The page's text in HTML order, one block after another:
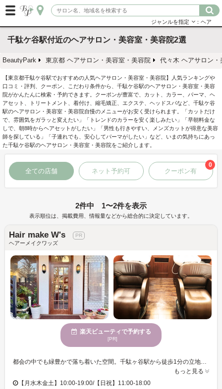
ジャンルを指定 ：ヘア
千駄ケ谷駅付近のヘアサロン・美容室・美容院2選
BeautyPark 東京都 ヘアサロン・美容室・美容院 代々木 ヘアサロン・
【東京都千駄ケ谷駅でおすすめの人気ヘアサロン・美容室・美容院】人気ランキングや
口コミ・評判、クーポン、こだわり条件から、千駄ケ谷駅のヘアサロン・美容室・美容
院がかんたんに検索・予約できます。クーポンが豊富で、カット、カラー、パーマ、ヘ
アセット、トリートメント、着付け、縮毛矯正、エクステ、ヘッドスパなど、千駄ケ谷
駅のヘアサロン・美容室・美容院自慢のメニューがお安く受けられます。「カットだけ
で、雰囲気をガラッと変えたい」「トレンドのカラーを安く楽しみたい」「早朝料金な
しで、朝8時からヘアセットがしたい」「男性も行きやすい、メンズカットが得意な美容
師を探している」「子連れでも、安心してパーマがしたい」など、いまの気持ちにあっ
た千駄ケ谷駅のヘアサロン・美容室・美容院をご紹介します。
全ての店舗 ネット予約可 クーポン有
0
2件中 1〜2件を表示
表示順位は、掲載費用、情報量などから総合的に決定しています。
Hair make W's
ヘアーメイクワッズ
楽天ビューティで予約する
[PR]
都会の中でも緑豊かで落ち着いた空間。千駄ヶ谷駅から徒歩1分の立地ながら静かで過ごしやすい場所。 25年以上の信頼と実績があるワッズは沢山のお客様にご愛顧いただいています。 お客様1人ひとりの髪質や骨格、ライフスタイルに寄り添い経験豊富なスタイリストがマンツーマンで丁寧に対応いたします。 若い世代から大人世代まで幅広い層に支持され、初めての方でも安心して通えるアットホームなサロンです。 メンズのお客様にも多くご来店いただいております。お手入れが簡単で周りから好印象のスタイルなどお客様に合わせたご提案をいたします。 「どんな髪型が似合うか分からない」「スタイリングのやり方が分からない」などお悩みのお客様はぜひヘアメイクワッズにお任せください！ ［千駄ヶ谷/カット/クイックケアカラー/ニュアンスパーマ/ヘッドスパ/透明感カラー/ヘアセット/メイク/眉毛カット/］
もっと見る
【月水木金土】10:00-19:00/【日祝】11:00-18:00